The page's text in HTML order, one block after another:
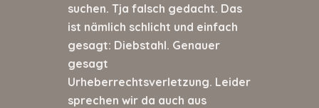
suchen. Tja falsch gedacht. Das
ist nämlich schlicht und einfach
gesagt: Diebstahl. Genauer
gesagt
Urheberrechtsverletzung. Leider
sprechen wir da auch aus